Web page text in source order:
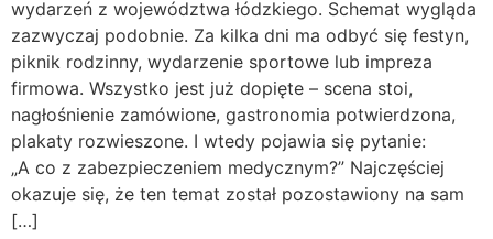
wydarzeń z województwa łódzkiego. Schemat wygląda
zazwyczaj podobnie. Za kilka dni ma odbyć się festyn,
piknik rodzinny, wydarzenie sportowe lub impreza
firmowa. Wszystko jest już dopięte – scena stoi,
nagłośnienie zamówione, gastronomia potwierdzona,
plakaty rozwieszone. I wtedy pojawia się pytanie:
„A co z zabezpieczeniem medycznym?” Najczęściej
okazuje się, że ten temat został pozostawiony na sam
[…]